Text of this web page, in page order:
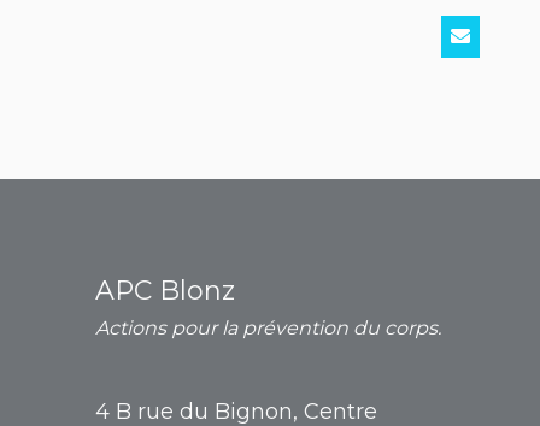
APC Blonz
Actions pour la prévention du corps.
4 B rue du Bignon, Centre